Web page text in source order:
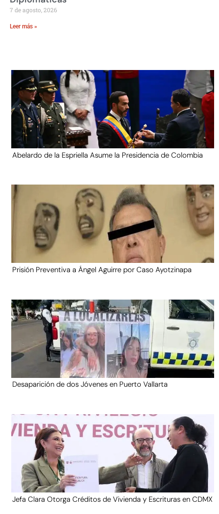
7 de agosto, 2026
Leer más »
Abelardo de la Espriella Asume la Presidencia de Colombia
Prisión Preventiva a Ángel Aguirre por Caso Ayotzinapa
Desaparición de dos Jóvenes en Puerto Vallarta
Jefa Clara Otorga Créditos de Vivienda y Escrituras en CDMX